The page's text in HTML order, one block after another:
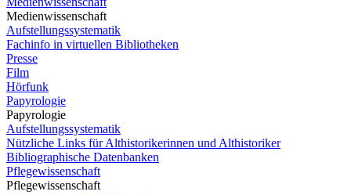
Medienwissenschaft
Aufstellungssystematik
Fachinfo in virtuellen Bibliotheken
Presse
Film
Hörfunk
Papyrologie
Papyrologie
Aufstellungssystematik
Nützliche Links für Althistorikerinnen und Althistoriker
Bibliographische Datenbanken
Pflegewissenschaft
Pflegewissenschaft